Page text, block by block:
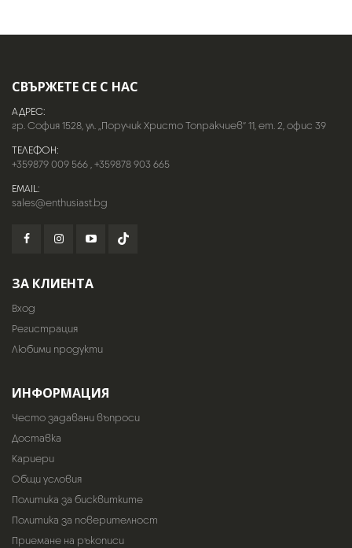
СВЪРЖЕТЕ СЕ С НАС
АДРЕС:
гр. София 1528, ул. „Поручик Христо Топракчиев“ 11, ет. 2, офис 39
ТЕЛЕФОН:
+359879 009 566,+359878 903 665
EMAIL:
sales@enthusiast.bg
ЗА КЛИЕНТА
Вход
Регистрация
Любими продукти
ИНФОРМАЦИЯ
Често задавани въпроси
Доставка
Кариери
Общи условия
Политика за бисквитките
Политика за поверителност
Приемане на ръкописи